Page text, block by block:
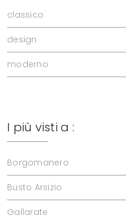
classico
design
moderno
I più visti a :
Borgomanero
Busto Arsizio
Gallarate